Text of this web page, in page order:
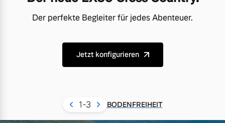
Der perfekte Begleiter für jedes Abenteuer.
Jetzt konfigurieren
1-3 BODENFREIHEIT